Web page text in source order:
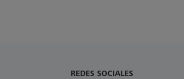
REDES SOCIALES